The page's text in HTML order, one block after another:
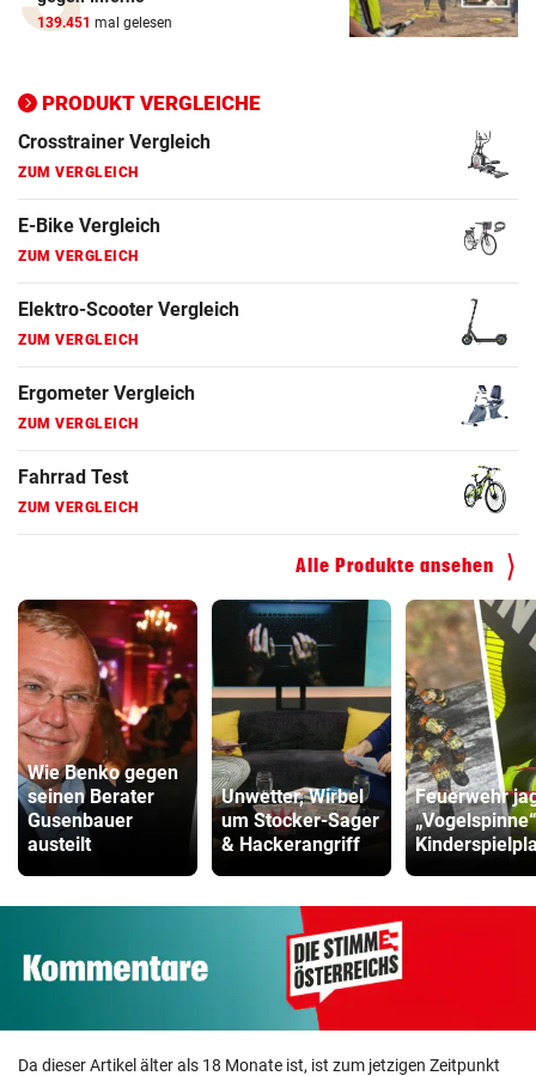
139.451 mal gelesen
PRODUKT VERGLEICHE
ZUM VERGLEICH
ZUM VERGLEICH
Fahrrad Test
ZUM VERGLEICH
Fahrradanhänger Vergleich
ZUM VERGLEICH
Faszienrolle Vergleich
ZUM VERGLEICH
Hoverboard Vergleich
ZUM VERGLEICH
Kinderfahrrad Vergleich
ZUM VERGLEICH
Alle Produkte ansehen
Wie Benko gegen
seinen Berater
Gusenbauer
austeilt
Unwetter, Wirbel
um Stocker-Sager
& Hackerangriff
Feuerwehr
Da dieser Artikel älter als 18 Monate ist, ist zum jetzigen Zeitpunkt